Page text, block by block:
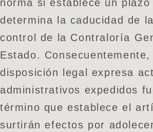
norma si establece un
determina la caducidad de
control de la Contraloría
Estado. Consecuentemente,
disposición legal expresa
administrativos expedidos
término que establece el
surtirán efectos por